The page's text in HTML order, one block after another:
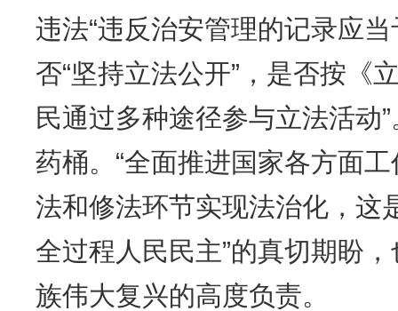
违法“违反治安管理的记录应
否“坚持立法公开”，是否按《
民通过多种途径参与立法活动
药桶。“全面推进国家各方面
法和修法环节实现法治化，这
全过程人民民主”的真切期盼
族伟大复兴的高度负责。